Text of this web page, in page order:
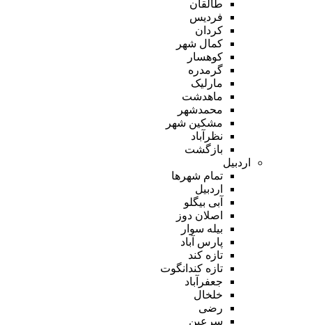
طالقان
فردیس
کردان
کمال شهر
کوهسار
گرمدره
مارلیک
ماهدشت
محمدشهر
مشکین شهر
نظرآباد
بازگشت
اردبیل
تمام شهر‌ها
اردبیل
آبی بیگلو
اصلان دوز
بیله سوار
پارس آباد
تازه کند
تازه کندانگوت
جعفرآباد
خلخال
رضی
سرعین